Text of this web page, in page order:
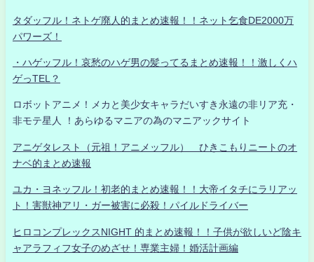
タダッフル！ネトゲ廃人的まとめ速報！！ネット乞食DE2000万
パワーズ！
・ハゲッフル！哀愁のハゲ男の髪ってるまとめ速報！！激しくハ
ゲっTEL？
ロボットアニメ！メカと美少女キャラだいすき永遠の非リア充・
非モテ星人 ！あらゆるマニアの為のマニアックサイト
アニゲタレスト（元祖！アニメッフル） ひきこもりニートのオ
ナベ的まとめ速報
ユカ・ヨネッフル！初老的まとめ速報！！大帝イタチにラリアッ
ト！害獣神アリ・ガー被害に必殺！パイルドライバー
ヒロコンプレックスNIGHT 的まとめ速報！！子供が欲しいど陰キ
ャアラフィフ女子のめざせ！専業主婦！婚活計画編